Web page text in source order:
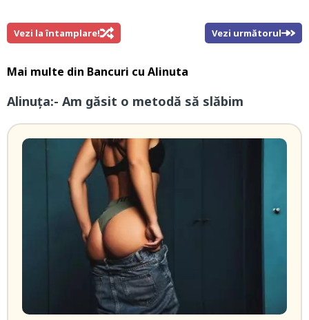
Vezi la întamplare! Vezi următorul
Mai multe din Bancuri cu Alinuta
Alinuța:- Am găsit o metodă să slăbim